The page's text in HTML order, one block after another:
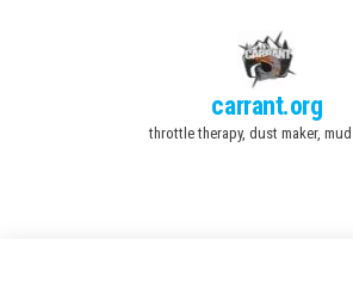
carrant.org
throttle therapy, dust maker,